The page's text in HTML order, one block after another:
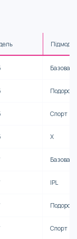
Базова
Подорож
Спорт
X
Базова
IPL
Подорож
Спорт